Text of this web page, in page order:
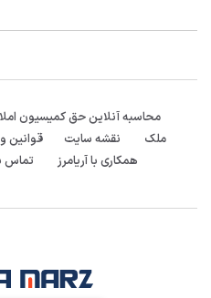
محاسبه آنلاین حق کمیسیون
ملک
نقشه سایت قوانین
همکاری با آریامرز
تماس